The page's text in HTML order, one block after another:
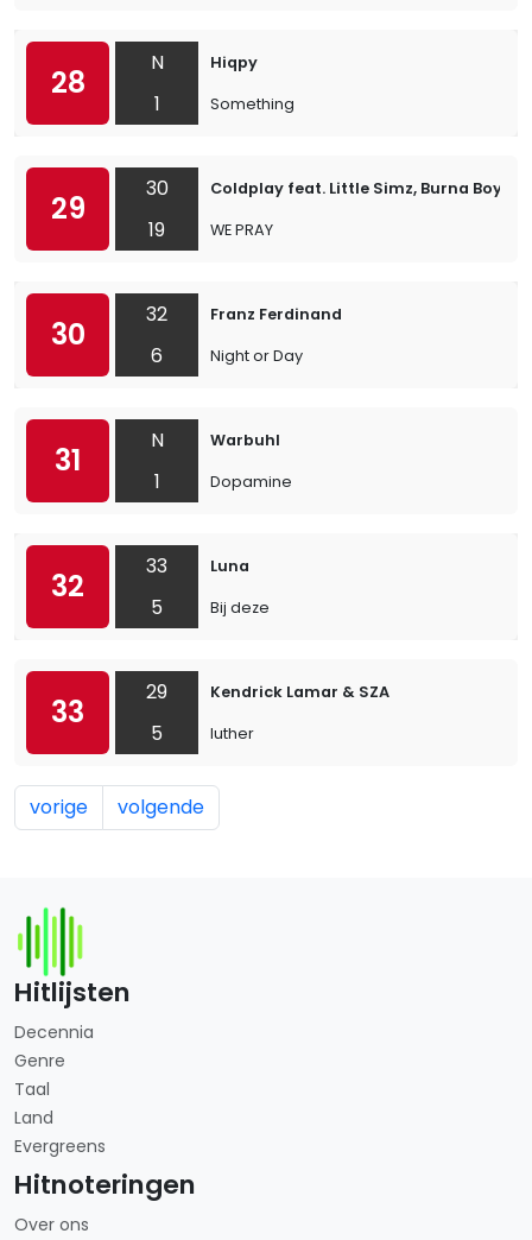
28
N
1
Hiqpy
Something
29
30
19
Coldplay feat. Little Simz, Burna Boy,
WE PRAY
30
32
6
Franz Ferdinand
Night or Day
31
N
1
Warbuhl
Dopamine
32
33
5
Luna
Bij deze
33
29
5
Kendrick Lamar & SZA
luther
vorige volgende
Hitlijsten
Decennia
Genre
Taal
Land
Evergreens
Hitnoteringen
Over ons